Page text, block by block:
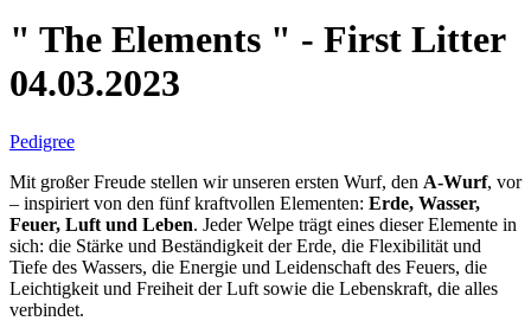
" The Elements " - First Litter
04.03.2023
Pedigree
Mit großer Freude stellen wir unseren ersten Wurf, den A-Wurf, vor
– inspiriert von den fünf kraftvollen Elementen: Erde, Wasser,
Feuer, Luft und Leben. Jeder Welpe trägt eines dieser Elemente in
sich: die Stärke und Beständigkeit der Erde, die Flexibilität und
Tiefe des Wassers, die Energie und Leidenschaft des Feuers, die
Leichtigkeit und Freiheit der Luft sowie die Lebenskraft, die alles
verbindet.